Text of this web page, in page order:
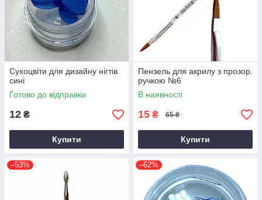
Сухоцвіти для дизайну нігтів
сині
Готово до відправки
12 ₴
Купити
Пензель для акрилу з прозор.
ручкою №6
В наявності
15 ₴ 65 ₴
Купити
–53% –62%